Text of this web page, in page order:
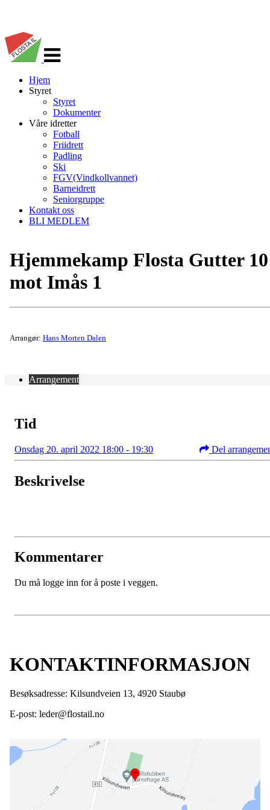
navigasjon
Hjem
Styret
Styret
Dokumenter
Våre idretter
Fotball
Friidrett
Padling
Ski
FGV(Vindkollvannet)
Barneidrett
Seniorgruppe
Kontakt oss
BLI MEDLEM
Hjemmekamp Flosta Gutter 10
mot Imås 1
Arrangør: Hans Morten Dalen
Arrangement
Tid
Onsdag 20. april 2022 18:00 - 19:30 Del
Beskrivelse
Kommentarer
Du må logge inn for å poste i veggen.
KONTAKTINFORMASJON
Besøksadresse: Kilsundveien 13, 4920 Staubø
E-post: leder@flostail.no